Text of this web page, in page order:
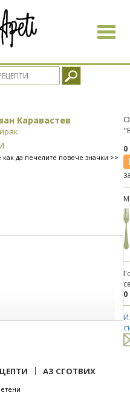
Toggle
Каравастев
как да печелите повече значки >>
0
| АЗ СГОТВИХ